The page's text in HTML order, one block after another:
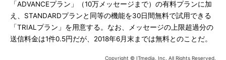
「ADVANCEプラン」（10万メッセージまで）の有料プランに加
え、STANDARDプランと同等の機能を30日間無料で試用できる
「TRIALプラン」を用意する。なお、メッセージの上限超過分の
送信料金は1件0.5円だが、2018年6月末までは無料とのことだ。
Copyright © ITmedia, Inc. All Rights Reserved.